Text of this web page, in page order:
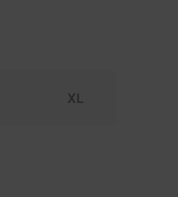
XL